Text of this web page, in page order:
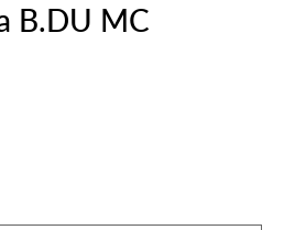
B.DU MC